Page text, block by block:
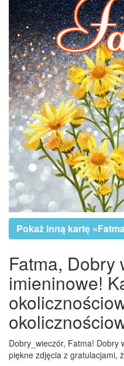
Pokaż inną kartę
Fatma, Dobry
imieninowe!
Dobry_wieczór, Fatma! Dobry
piękne zdjęcia z gratulacjami,